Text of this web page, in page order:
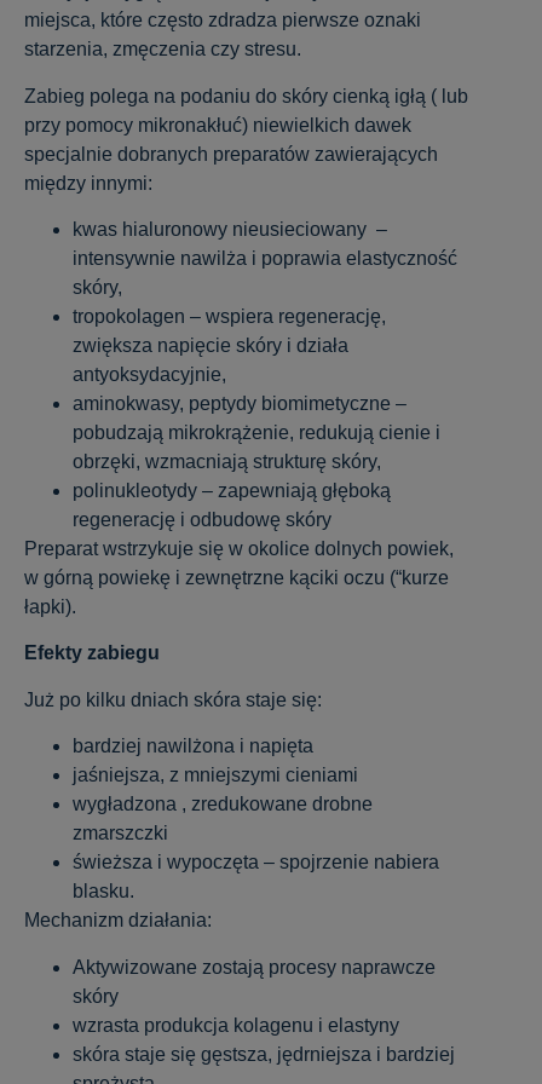
miejsca, które często zdradza pierwsze oznaki
starzenia, zmęczenia czy stresu.
Zabieg polega na podaniu do skóry cienką igłą ( lub
przy pomocy mikronakłuć) niewielkich dawek
specjalnie dobranych preparatów zawierających
między innymi:
kwas hialuronowy nieusieciowany –
intensywnie nawilża i poprawia elastyczność
skóry,
tropokolagen – wspiera regenerację,
zwiększa napięcie skóry i działa
antyoksydacyjnie,
aminokwasy, peptydy biomimetyczne –
pobudzają mikrokrążenie, redukują cienie i
obrzęki, wzmacniają strukturę skóry,
polinukleotydy – zapewniają głęboką
regenerację i odbudowę skóry
Preparat wstrzykuje się w okolice dolnych powiek,
w górną powiekę i zewnętrzne kąciki oczu (“kurze
łapki).
Efekty zabiegu
Już po kilku dniach skóra staje się:
bardziej nawilżona i napięta
jaśniejsza, z mniejszymi cieniami
wygładzona , zredukowane drobne
zmarszczki
świeższa i wypoczęta – spojrzenie nabiera
blasku.
Mechanizm działania:
Aktywizowane zostają procesy naprawcze
skóry
wzrasta produkcja kolagenu i elastyny
skóra staje się gęstsza, jędrniejsza i bardziej